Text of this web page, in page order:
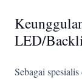
LED/
Sebagai